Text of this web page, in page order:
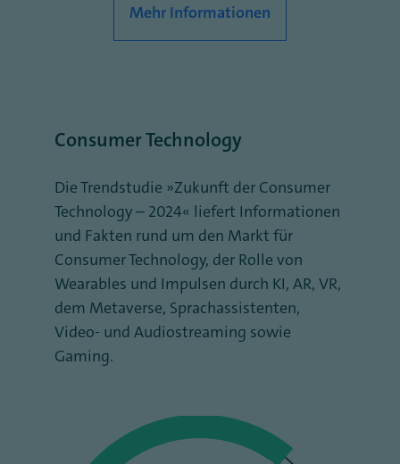
Mehr Informationen
Consumer Technology
Die Trendstudie „Zukunft der Consumer
Technology – 2024“ liefert Informationen
und Fakten rund um den Markt für
Consumer Technology, der Rolle von
Wearables und Impulsen durch KI, AR, VR,
dem Metaverse, Sprachassistenten,
Video- und Audiostreaming sowie
Gaming.